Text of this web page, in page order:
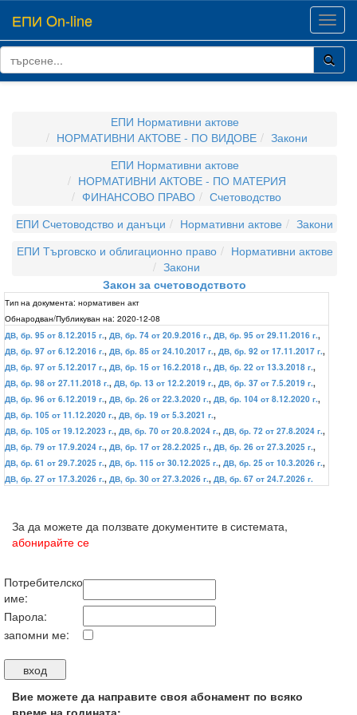
ЕПИ On-line
ЕПИ Нормативни актове
НОРМАТИВНИ АКТОВЕ - ПО ВИДОВЕ
Закони
ЕПИ Нормативни актове
НОРМАТИВНИ АКТОВЕ - ПО МАТЕРИЯ
ФИНАНСОВО ПРАВО
Счетоводство
ЕПИ Счетоводство и данъци
Нормативни актове
Закони
ЕПИ Търговско и облигационно право
Нормативни актове
Закони
Закон за счетоводството
Тип на документа: нормативен акт
Обнародван/Публикуван на: 2020-12-08
ДВ, бр. 95 от 8.12.2015 г., ДВ, бр. 74 от 20.9.2016 г., ДВ, бр. 95 от 29.11.2016 г.,
ДВ, бр. 97 от 6.12.2016 г., ДВ, бр. 85 от 24.10.2017 г., ДВ, бр. 92 от 17.11.2017 г.,
ДВ, бр. 97 от 5.12.2017 г., ДВ, бр. 15 от 16.2.2018 г., ДВ, бр. 22 от 13.3.2018 г.,
ДВ, бр. 98 от 27.11.2018 г., ДВ, бр. 13 от 12.2.2019 г., ДВ, бр. 37 от 7.5.2019 г.,
ДВ, бр. 96 от 6.12.2019 г., ДВ, бр. 26 от 22.3.2020 г., ДВ, бр. 104 от 8.12.2020 г.,
ДВ, бр. 105 от 11.12.2020 г., ДВ, бр. 19 от 5.3.2021 г.,
ДВ, бр. 105 от 19.12.2023 г., ДВ, бр. 70 от 20.8.2024 г., ДВ, бр. 72 от 27.8.2024 г.,
ДВ, бр. 79 от 17.9.2024 г., ДВ, бр. 17 от 28.2.2025 г., ДВ, бр. 26 от 27.3.2025 г.,
ДВ, бр. 61 от 29.7.2025 г., ДВ, бр. 115 от 30.12.2025 г., ДВ, бр. 25 от 10.3.2026 г.,
ДВ, бр. 27 от 17.3.2026 г., ДВ, бр. 30 от 27.3.2026 г., ДВ, бр. 67 от 24.7.2026 г.
За да можете да ползвате документите в системата,
абонирайте се
Потребителско
име:
Парола:
запомни ме:
Вие можете да направите своя абонамент по всяко
време на годината: